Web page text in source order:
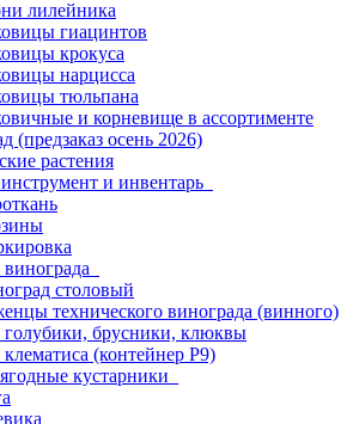
лилейника
гиацинтов
крокуса
нарцисса
тюльпана
и корневище в ассортименте
(предзаказ осень 2026)
растения
и инвентарь
столовый
технического винограда (винного)
брусники, клюквы
(контейнер Р9)
кустарники